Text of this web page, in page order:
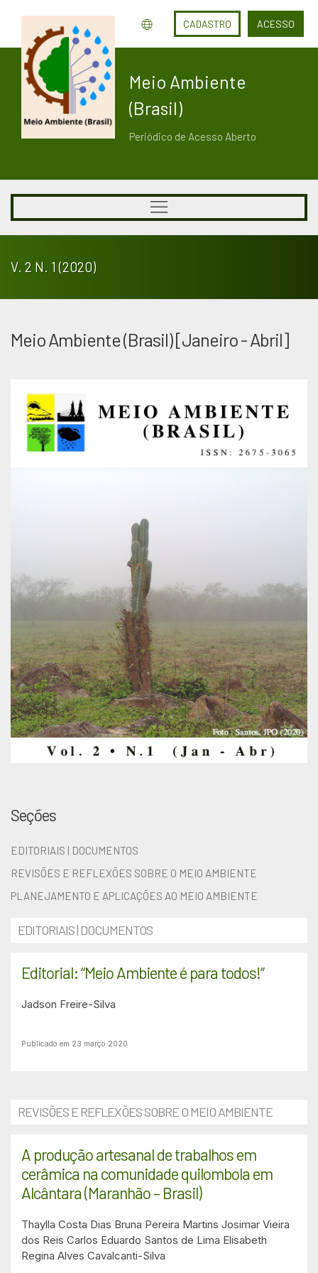
CADASTRO ACESSO
Meio Ambiente
(Brasil)
Periódico de Acesso Aberto
V. 2 N. 1 (2020)
Meio Ambiente (Brasil) [Janeiro - Abril]
Seções
EDITORIAIS | DOCUMENTOS
REVISÕES E REFLEXÕES SOBRE O MEIO AMBIENTE
PLANEJAMENTO E APLICAÇÕES AO MEIO AMBIENTE
EDITORIAIS | DOCUMENTOS
Editorial: “Meio Ambiente é para todos!”
Jadson Freire-Silva
Publicado em 23 março 2020
REVISÕES E REFLEXÕES SOBRE O MEIO AMBIENTE
A produção artesanal de trabalhos em
cerâmica na comunidade quilombola em
Alcântara (Maranhão – Brasil)
Thaylla Costa Dias Bruna Pereira Martins Josimar Vieira
dos Reis Carlos Eduardo Santos de Lima Elisabeth
Regina Alves Cavalcanti-Silva